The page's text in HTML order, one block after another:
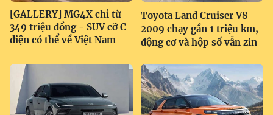
[GALLERY] MG4X chỉ từ
349 triệu đồng - SUV cỡ C
điện có thể về Việt Nam
Toyota Land Cruiser V8
2009 chạy gần 1 triệu km,
động cơ và hộp số vẫn zin